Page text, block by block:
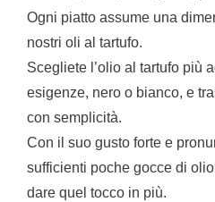
Ogni piatto assume una
nostri oli al tartufo.
Scegliete l’olio al tartufo più
esigenze, nero o bianco, e
con semplicità.
Con il suo gusto forte e
sufficienti poche gocce di
dare quel tocco in più.